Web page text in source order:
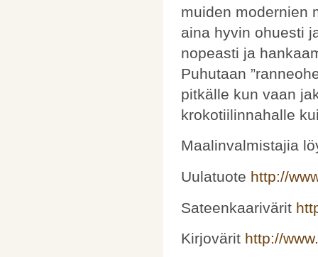
muiden modernien
aina hyvin ohuesti
nopeasti ja
Puhutaan
pitkälle kun vaan
krokotiilinnahalle
Maalinvalmistajia
Uulatuote http://
Sateenkaarivärit
Kirjovärit http://